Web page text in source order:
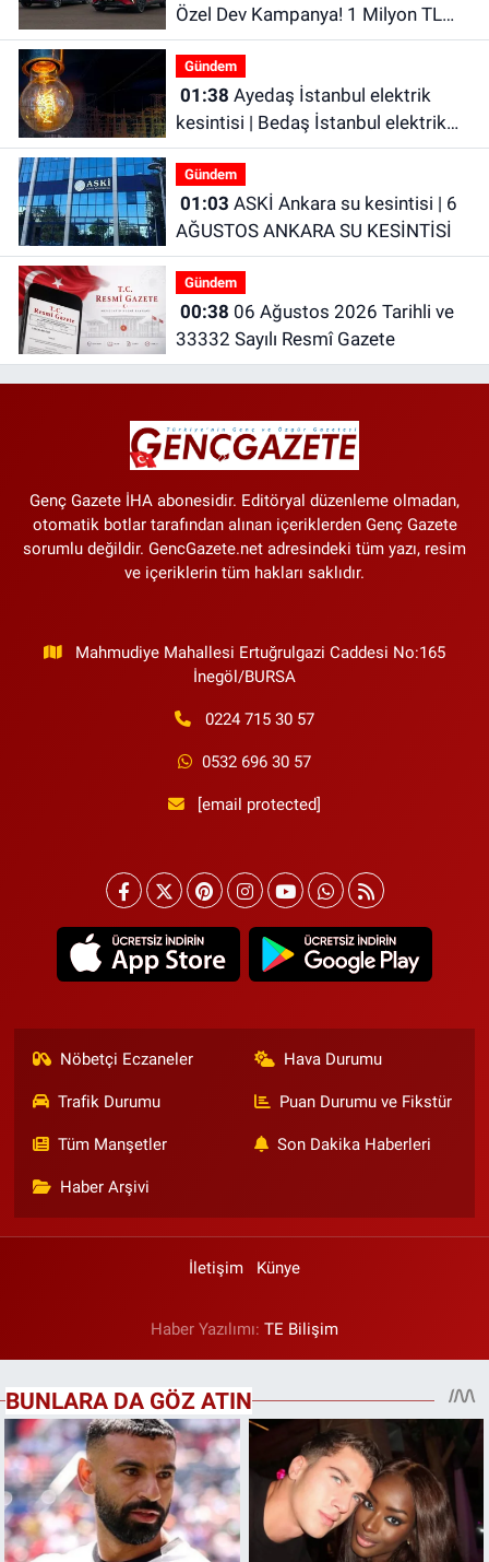
Özel Dev Kampanya! 1 Milyon TL
Faizsiz Kredi ve Şarj İndirimi Fırsatı
Gündem
01:38
kesintisi | Bedaş İstanbul elektrik
kesintisi | İstanbul’da 21 ilçede
elektrik kesintisi!
Gündem
01:03
AĞUSTOS ANKARA SU KESİNTİSİ
Gündem
00:38
33332 Sayılı Resmî Gazete
Genç Gazete İHA abonesidir. Editöryal düzenleme olmadan,
otomatik botlar tarafından alınan içeriklerden Genç Gazete
sorumlu değildir. GencGazete.net adresindeki tüm yazı, resim
ve içeriklerin tüm hakları saklıdır.
Mahmudiye Mahallesi Ertuğrulgazi Caddesi No:165
İnegöl/BURSA
0224 715 30 57
0532 696 30 57
[email protected]
Nöbetçi Eczaneler Hava Durumu
Trafik Durumu Puan Durumu ve Fikstür
Tüm Manşetler Son Dakika Haberleri
Haber Arşivi
İletişim Künye
Haber Yazılımı: TE Bilişim